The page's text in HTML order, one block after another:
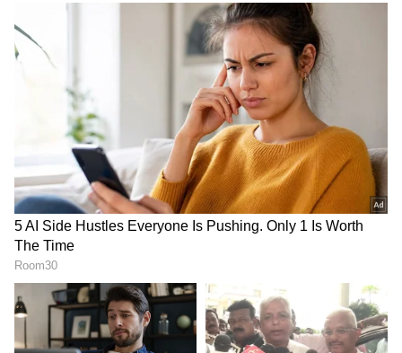
ಸಂಸ್ಥೆಗಳು ಹೊರಹಾಕುತ್ತಿವೆ. ಹೀಗಾಗಿ ನೂರಾರು ಮಕ್ಕಳು
ಸರ್ಕಾರಿ ಶಾಲೆಯಲ್ಲಿ ಪ್ರವೇಶ ಪಡೆಯುತ್ತಿದ್ದಾರೆ.
-ಶ್ರೀಶೈಲ ಬಿರಾದಾರ, ಡಿಡಿಪಿಐ, ಕೊಪ್ಪಳನಮ್ಮ ಮಗ
ಜಾಣನಿಲ್ಲ ಎಂದು ಹೇಳಿ ಶಾಲೆಯಿಂದ ಹೊರಹಾಕಿದ್ದಾರೆ.
ಇದೀಗ ನಾವು ಮಗನ ಭವಿಷ್ಯದ ದೃಷ್ಟಿಯಿಂದ ಸರ್ಕಾರಿ
ಶಾಲೆಗೆ ಸೇರಿಸಬೇಕು. ಶಿಕ್ಷಣ ಸಂಸ್ಥೆಗಳ ನಿರ್ಧಾರದಿಂದ
ಘಾಸಿಗೊಂಡಿರುವ ಮಗ ಶಾಲೆಗೆ ಹೋಗುವುದಿಲ್ಲ ಎಂದು
ಹೇಳುತ್ತಿದ್ದಾನೆ.
-ಹೆಸರು ಹೇಳದ ಪಾಲಕ